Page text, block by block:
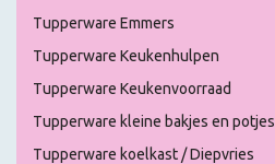
Tupperware Emmers
Tupperware Keukenhulpen
Tupperware Keukenvoorraad
Tupperware kleine bakjes en potjes
Tupperware koelkast / Diepvries